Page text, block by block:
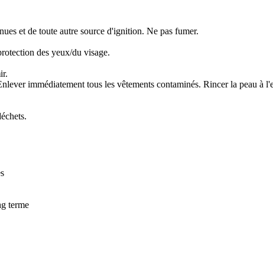
et de toute autre source d'ignition. Ne pas fumer.
des yeux/du visage.
immédiatement tous les vêtements contaminés. Rincer la peau à
terme